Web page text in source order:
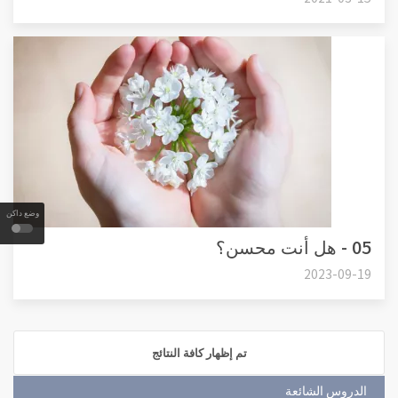
وضع داكن
05 - هل أنت محسن؟
2023-09-19
تم إظهار كافة النتائج
الدروس الشائعة